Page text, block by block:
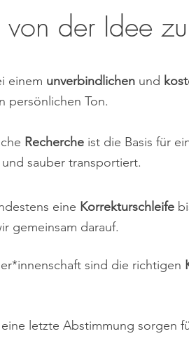
tu trabajo? ¿Les facilitas
al alemán adecuados para
las diferencias culturales.
der Idee
einem unverbindlichenund
persönlichen Ton.
Rechercheist die Basis für
sauber transportiert.
eine Korrekturschleife
gemeinsam darauf.
sind die richtigen
letzte Abstimmung sorgen